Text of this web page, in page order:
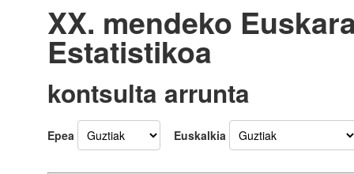
XX. mendeko
Estatistikoa
kontsulta arrunta
Epea Euskalkia